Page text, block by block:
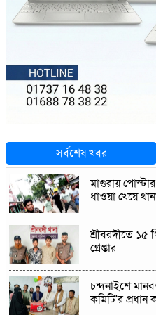
সর্বশেষ খবর
মাগুরায়
ধাওয়া খেয়ে
শ্রীবরদীতে ১৫
গ্রেপ্তার
চন্দনাইশে
কমিটি'র প্রধান